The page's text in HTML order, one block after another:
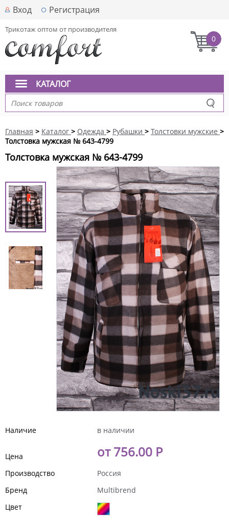
Вход Регистрация
Трикотаж оптом от производителя
0
КАТАЛОГ
Главная > Каталог > Одежда > Рубашки > Толстовки мужские >
Толстовка мужская № 643-4799
Толстовка мужская № 643-4799
Наличие в наличии
Цена от 756.00 Р
Производство
Россия
Бренд
Multibrend
Цвет